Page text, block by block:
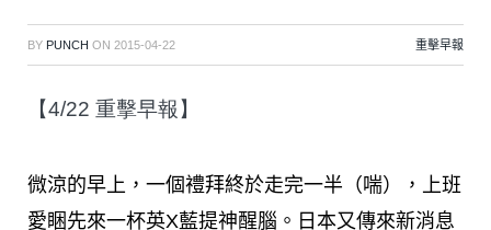
BY PUNCH ON 2015-04-22 重擊早報
【4/22 重擊早報】
微涼的早上，一個禮拜終於走完一半（喘），上班
愛睏先來一杯英X藍提神醒腦。日本又傳來新消息